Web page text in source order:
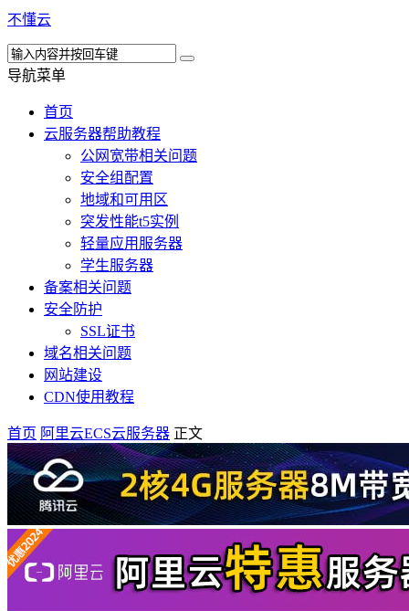
不懂云
导航菜单
首页
云服务器帮助教程
公网宽带相关问题
安全组配置
地域和可用区
突发性能t5实例
轻量应用服务器
学生服务器
备案相关问题
安全防护
SSL证书
域名相关问题
网站建设
CDN使用教程
首页 阿里云ECS云服务器 正文